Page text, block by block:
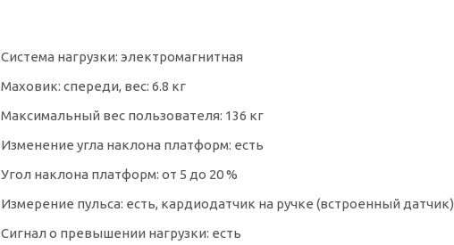
Система нагрузки: электромагнитная
Маховик: спереди, вес: 6.8 кг
Максимальный вес пользователя: 136 кг
Изменение угла наклона платформ: есть
Угол наклона платформ: от 5 до 20 %
Измерение пульса: есть, кардиодатчик на ручке (встроенный датчик)
Сигнал о превышении нагрузки: есть